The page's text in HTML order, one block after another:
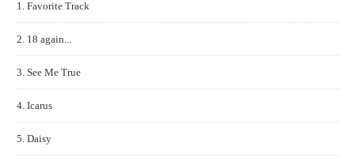
1. Favorite Track
2. 18 again...
3. See Me True
4. Icarus
5. Daisy